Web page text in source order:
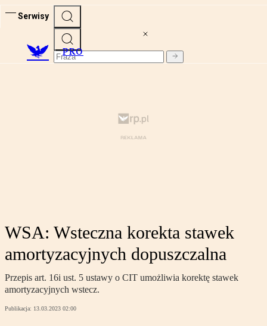
Serwisy
PRO
WSA: Wsteczna korekta stawek
amortyzacyjnych dopuszczalna
Przepis art. 16i ust. 5 ustawy o CIT umożliwia korektę stawek
amortyzacyjnych wstecz.
Publikacja: 13.03.2023 02:00